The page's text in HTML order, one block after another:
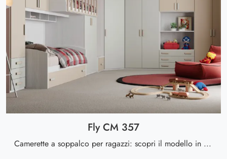
Fly CM 357
Camerette a soppalco per ragazzi: scopri il modello in melaminico Fly CM 357 di Giessegi per stanzette moderne.